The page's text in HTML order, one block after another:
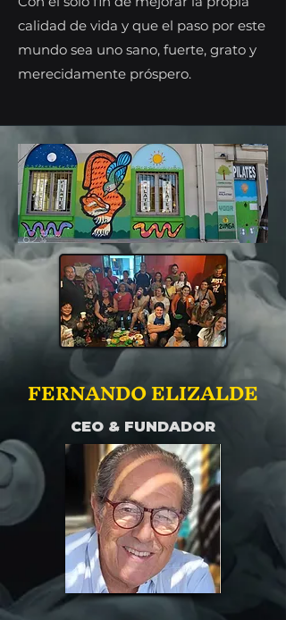
calidad de vida y que el paso por este
mundo sea uno sano, fuerte, grato y
merecidamente próspero.
FERNANDO ELIZALDE
CEO & FUNDADOR